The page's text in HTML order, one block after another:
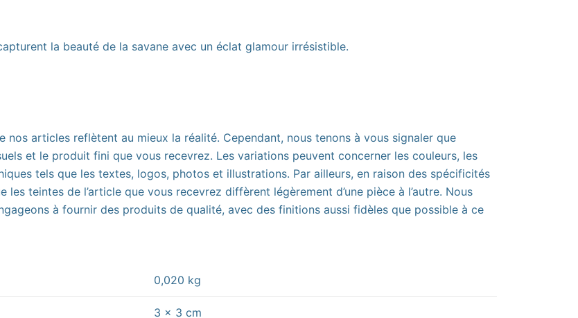
la beauté de la savane avec un éclat glamour irrésistible.
articles reflètent au mieux la réalité. Cependant, nous tenons à vous signaler que
et le produit fini que vous recevrez. Les variations peuvent concerner les couleurs, les
tels que les textes, logos, photos et illustrations. Par ailleurs, en raison des spécificités
teintes de l’article que vous recevrez diffèrent légèrement d’une pièce à l’autre. Nous
à fournir des produits de qualité, avec des finitions aussi fidèles que possible à ce
0,020 kg
3 × 3 cm